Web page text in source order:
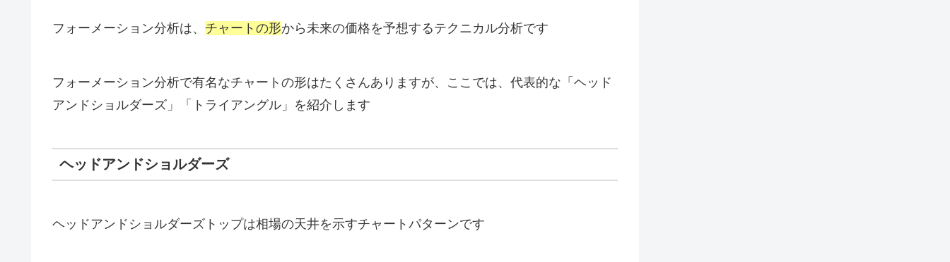
フォーメーション分析は、 チャートの形から未来の価格を予想するテクニカル分析です
フォーメーション分析で有名なチャートの形はたくさんありますが、ここでは、代表的な「ヘッド
アンドショルダーズ」「トライアングル」を紹介します
ヘッドアンドショルダーズ
ヘッドアンドショルダーズトップは相場の天井を示すチャートパターンです